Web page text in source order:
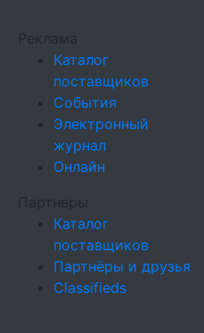
Реклама
Каталог
поставщиков
События
Электронный
журнал
Онлайн
Партнеры
Каталог
поставщиков
Партнёры и друзья
Classifieds